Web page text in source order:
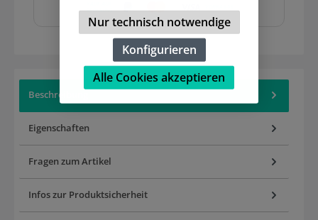
Beschreibung
Eigenschaften
Fragen zum Artikel
Infos zur Produktsicherheit
Nur technisch notwendige
Konfigurieren
Alle Cookies akzeptieren